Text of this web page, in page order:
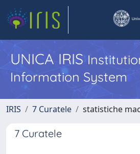
UNICA IRIS
Information System
IRIS 7 Curatele statistiche
7 Curatele